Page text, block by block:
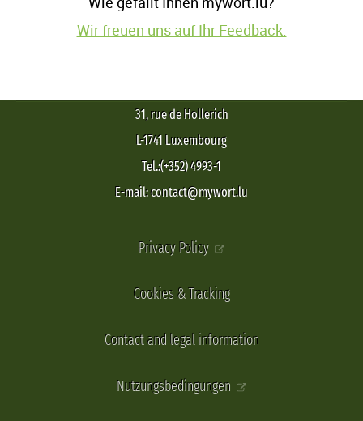
Wir freuen uns auf Ihr Feedback.
31, rue de Hollerich
L-1741 Luxembourg
Tel.:(+352) 4993-1
E-mail: contact@mywort.lu
Privacy Policy
Cookies & Tracking
Contact and legal information
Nutzungsbedingungen